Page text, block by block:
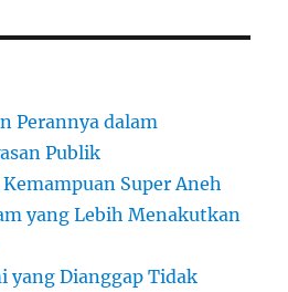
Perannya dalam
Publik
Super Aneh
yang Lebih Menakutkan
yang Dianggap Tidak